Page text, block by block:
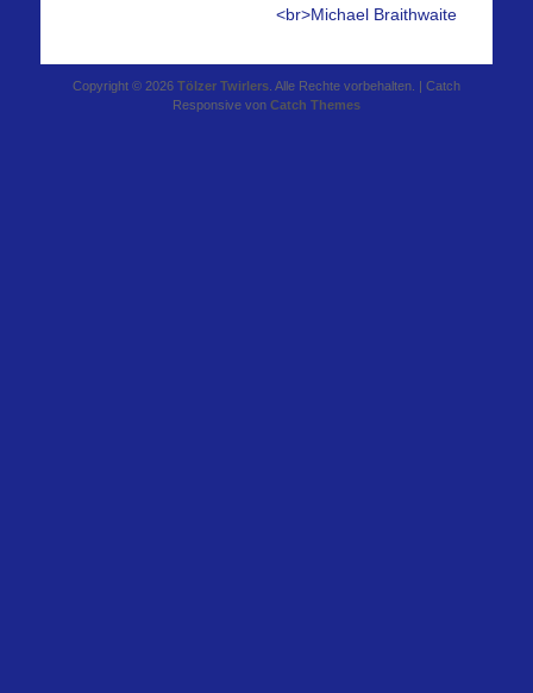
Beitrag:
<br>Michael Braithwaite
Copyright © 2026 Tölzer Twirlers . Alle Rechte vorbehalten. | Catch
Responsive von Catch Themes